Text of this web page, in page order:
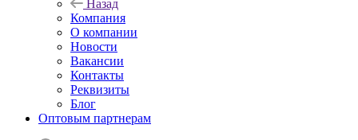
Назад
Компания
О компании
Новости
Вакансии
Контакты
Реквизиты
Блог
Оптовым партнерам